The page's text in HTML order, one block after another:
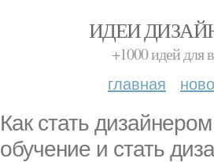
ИДЕИ
+1000 идей для
главная
Как стать
обучение и стать